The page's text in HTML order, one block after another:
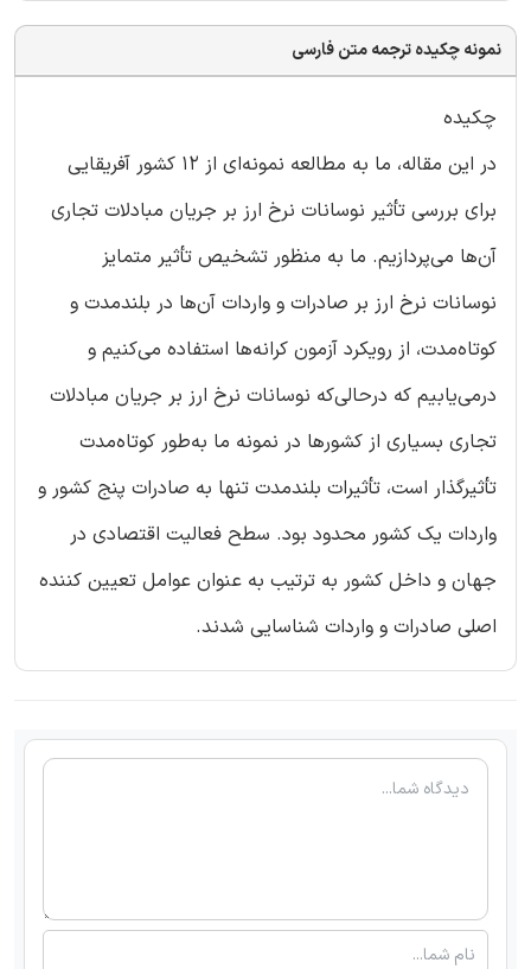
نمونه چکیده ترجمه متن فارسی
چکیده
در این مقاله، ما به مطالعه نمونه‌ای از 12 کشور آفریقایی
برای بررسی تأثیر نوسانات نرخ ارز بر جریان مبادلات تجاری
آن‌ها می‌پردازیم. ما به منظور تشخیص تأثیر متمایز
نوسانات نرخ ارز بر صادرات و واردات آن‌ها در بلندمدت و
کوتاه‌مدت، از رویکرد آزمون کرانه‌ها استفاده می‌کنیم و
درمی‌یابیم که درحالی‌که نوسانات نرخ ارز بر جریان مبادلات
تجاری بسیاری از کشورها در نمونه ما به‌طور کوتاه‌مدت
تأثیرگذار است، تأثیرات بلندمدت تنها به صادرات پنج کشور و
واردات یک کشور محدود بود. سطح فعالیت اقتصادی در
جهان و داخل کشور به ترتیب به عنوان عوامل تعیین کننده
اصلی صادرات و واردات شناسایی شدند.